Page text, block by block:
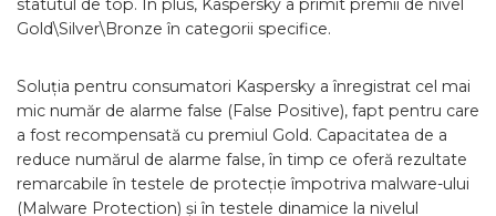
statutul de top. În plus, Kaspersky a primit premii de nivel
Gold\Silver\Bronze în categorii specifice.
Soluția pentru consumatori Kaspersky a înregistrat cel mai
mic număr de alarme false (False Positive), fapt pentru care
a fost recompensată cu premiul Gold. Capacitatea de a
reduce numărul de alarme false, în timp ce oferă rezultate
remarcabile în testele de protecție împotriva malware-ului
(Malware Protection) și în testele dinamice la nivelul